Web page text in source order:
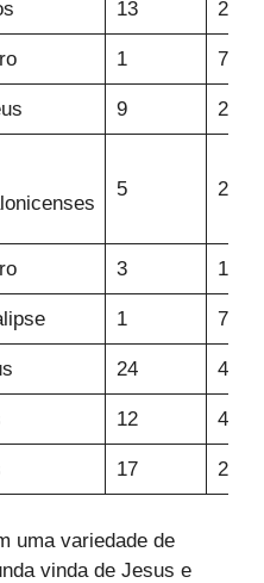
13 26
1 7
9 28
5 23
3 10
1 7
24 42
12 40
17 24
uma variedade de
vinda de Jesus e